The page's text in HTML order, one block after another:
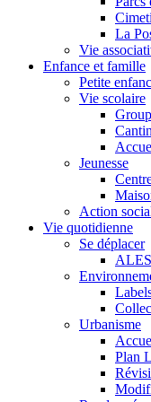
La
Vie
Enfance et famille
Petite
Vie scolaire
Jeunesse
Action
Vie quotidienne
Se déplacer
Urbanisme
Plan